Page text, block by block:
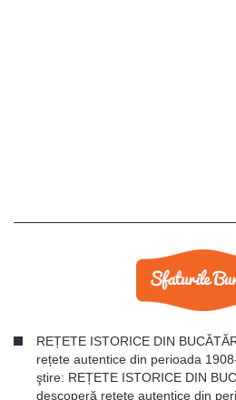
REȚETE ISTORICE DIN
rețete autentice din perioada
ştire: REȚETE ISTORICE DIN
descoperă rețete autentice din